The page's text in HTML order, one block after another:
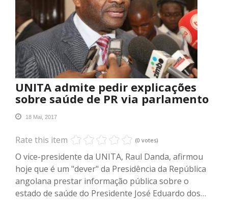
UNITA admite pedir explicações
sobre saúde de PR via parlamento
18 Mai, 2017
Rate this item (0 votes)
O vice-presidente da UNITA, Raul Danda, afirmou
hoje que é um "dever" da Presidência da República
angolana prestar informação pública sobre o
estado de saúde do Presidente José Eduardo dos…